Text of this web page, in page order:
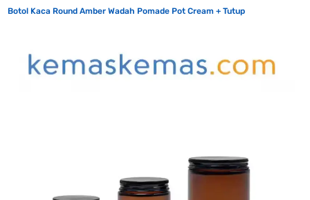
Botol Kaca Round Amber Wadah Pomade Pot Cream + Tutup